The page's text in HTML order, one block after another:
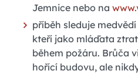
Jemnice nebo na
příběh sleduje
kteří jako mláďata
během požáru. Brůča
hořící budovu, ale